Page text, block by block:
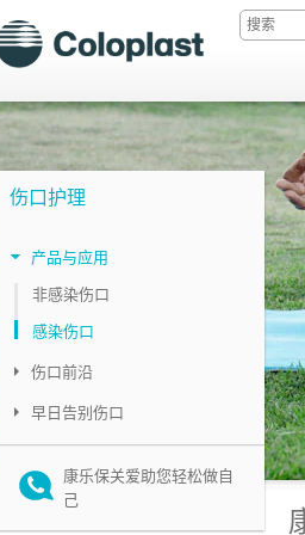
伤口护理
产品与应用
非感染伤口
感染伤口
伤口前沿
早日告别伤口
康乐保关爱助您轻松做自
己